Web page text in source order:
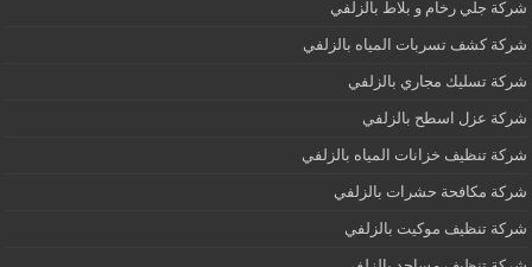
شركة جلي رخام و بلاط بالزلفي
شركة كشف تسربات المياه بالزلفي
شركة تسليك مجاري بالزلفي
شركة عزل اسطح بالزلفي
شركة تنظيف خزانات المياه بالزلفي
شركة مكافحة حشرات بالزلفي
شركة تنظيف موكيت بالزلفي